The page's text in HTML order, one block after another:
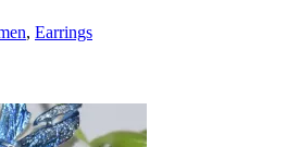
, Earrings